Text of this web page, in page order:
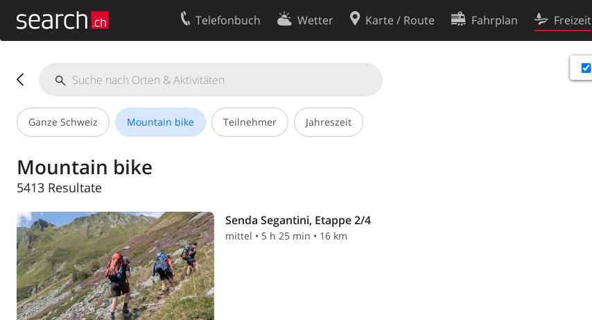
Telefonbuch Wetter Karte / Route Fahrplan Freizeit
Ganze Schweiz Mountain bike Teilnehmer Jahreszeit
Mountain bike
5413 Resultate
Senda Segantini, Etappe 2/4
mittel • 5 h 25 min • 16 km
Kundencenter Geschäftskunden
Impressum
Datenschutzerklärung
Cookie-Einstellungen